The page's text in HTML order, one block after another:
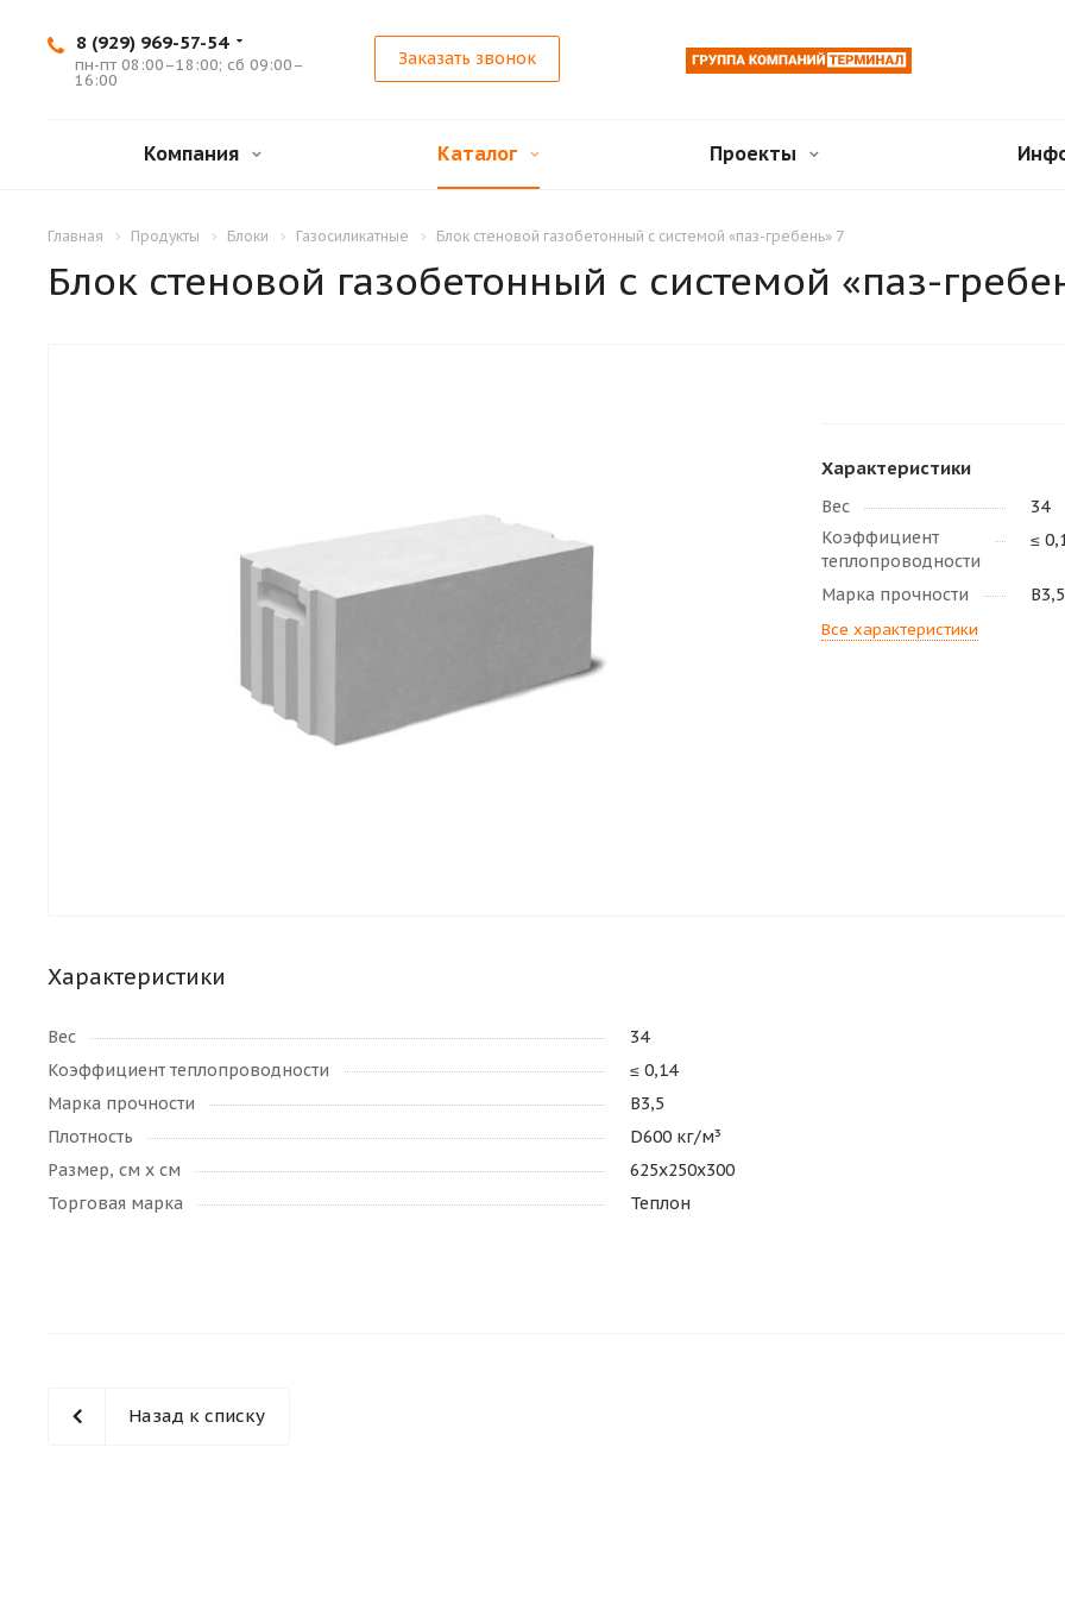
8 (929) 969-57-54
пн-пт 08:00–18:00; сб 09:00–
16:00
Заказать звонок
Компания Каталог Проекты
Главная Продукты Блоки Газосиликатные Блок стеновой газобетонный с системой «паз-гребень» 7
Блок стеновой газобетонный с системой «паз-
Характеристики
Вес
34
Коэффициент
теплопроводности
≤
Марка прочности В3,5
Все характеристики
Характеристики
Вес
34
Коэффициент теплопроводности
≤ 0,14
Марка прочности
В3,5
Плотность
D600 кг/м³
Размер, см х см
625х250х300
Торговая марка
Теплон
Назад к списку